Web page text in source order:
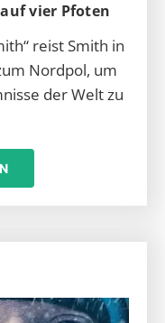
vier Pfoten
reist Smith in
Nordpol, um
der Welt zu